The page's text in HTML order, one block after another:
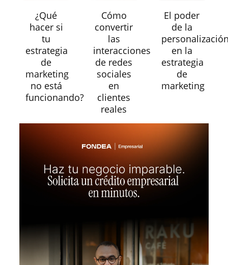
¿Qué
hacer si
tu
estrategia
de
marketing
no está
funcionando?
Cómo
convertir
las
interacciones
de redes
sociales
en
clientes
reales
El poder
de la
en la
estrategia
de
marketing